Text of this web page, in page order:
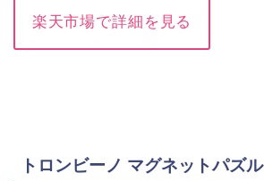
楽天市場で詳細を見る
トロンビーノ マグネットパズル